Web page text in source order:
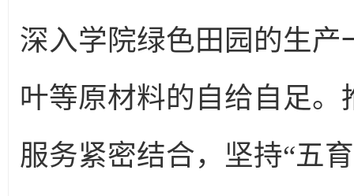
深入学院绿色田园的生
叶等原材料的自给自足
服务紧密结合，坚持“五